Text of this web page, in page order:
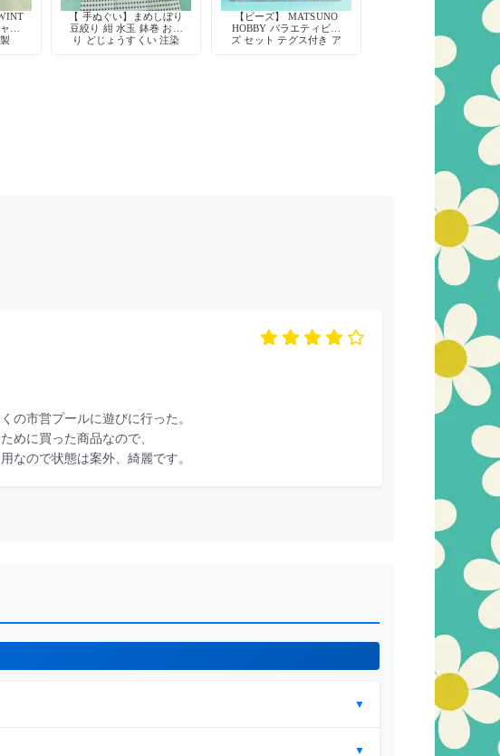
ン
【 手ぬぐい】まめしぼり
豆絞り 紺 水玉 鉢巻 お祭
り どじょうすくい 注染
【ビーズ】 MATSUNO
HOBBY バラエティビー
ズ セット テグス付き ア
の市営プールに遊びに行った。
めに買った商品なので、
なので状態は案外、綺麗です。
▼
▼